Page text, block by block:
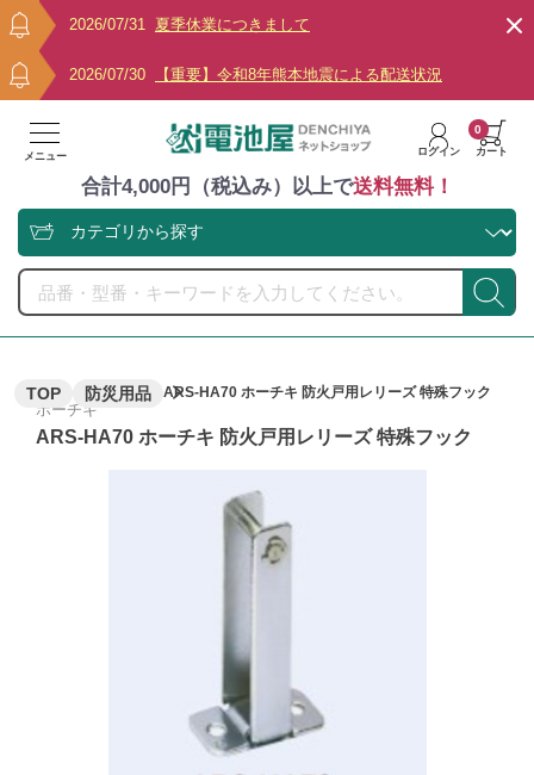
2026/07/31 夏季休業につきまして
2026/07/30 【重要】令和8年熊本地震による配送状況
メニュー ログイン カート
0
合計4,000円（税込み）以上で送料無料！
TOP 防災用品 ARS-HA70 ホーチキ 防火戸用レリーズ 特殊フック
ホーチキ
ARS-HA70 ホーチキ 防火戸用レリーズ 特殊フック